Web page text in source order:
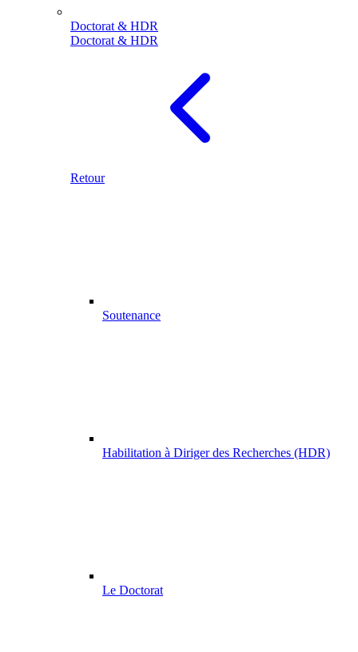
Doctorat & HDR
Doctorat & HDR
Retour
Soutenance
Habilitation à Diriger des Recherches (HDR)
Le Doctorat